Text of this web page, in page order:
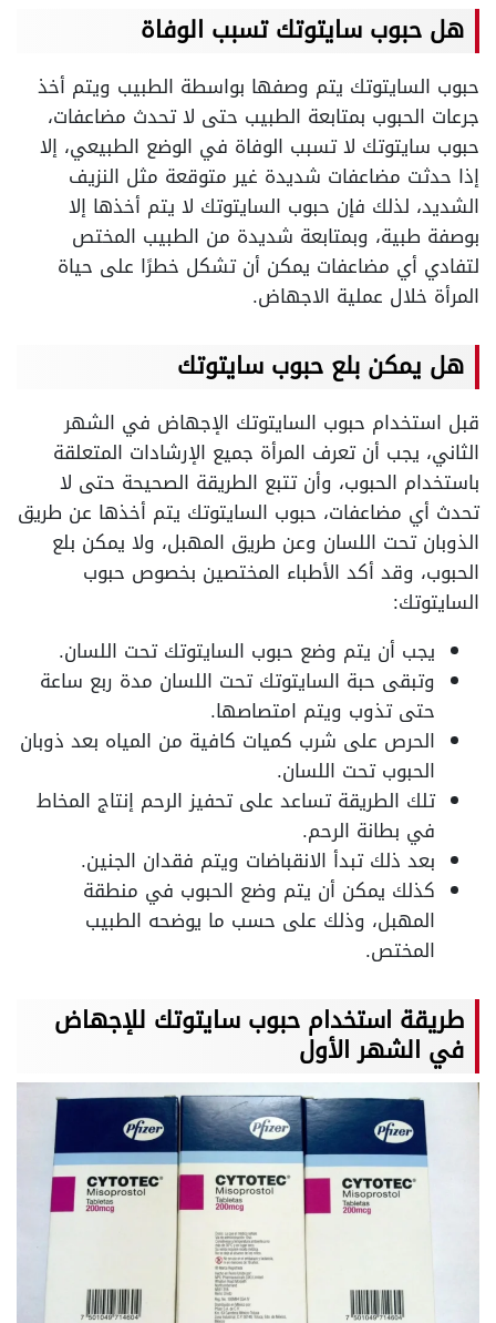
هل حبوب سايتوتك تسبب الوفاة
حبوب السايتوتك يتم وصفها بواسطة الطبيب ويتم أخذ
جرعات الحبوب بمتابعة الطبيب حتى لا تحدث مضاعفات،
حبوب سايتوتك لا تسبب الوفاة في الوضع الطبيعي، إلا
إذا حدثت مضاعفات شديدة غير متوقعة مثل النزيف
الشديد، لذلك فإن حبوب السايتوتك لا يتم أخذها إلا
بوصفة طبية، وبمتابعة شديدة من الطبيب المختص
لتفادي أي مضاعفات يمكن أن تشكل خطرًا على حياة
المرأة خلال عملية الاجهاض.
هل يمكن بلع حبوب سايتوتك
قبل استخدام حبوب السايتوتك الإجهاض في الشهر
الثاني، يجب أن تعرف المرأة جميع الإرشادات المتعلقة
باستخدام الحبوب، وأن تتبع الطريقة الصحيحة حتى لا
تحدث أي مضاعفات، حبوب السايتوتك يتم أخذها عن طريق
الذوبان تحت اللسان وعن طريق المهبل، ولا يمكن بلع
الحبوب، وقد أكد الأطباء المختصين بخصوص حبوب
السايتوتك:
يجب أن يتم وضع حبوب السايتوتك تحت اللسان.
وتبقى حبة السايتوتك تحت اللسان مدة ربع ساعة
حتى تذوب ويتم امتصاصها.
الحرص على شرب كميات كافية من المياه بعد ذوبان
الحبوب تحت اللسان.
تلك الطريقة تساعد على تحفيز الرحم إنتاج المخاط
في بطانة الرحم.
بعد ذلك تبدأ الانقباضات ويتم فقدان الجنين.
كذلك يمكن أن يتم وضع الحبوب في منطقة
المهبل، وذلك على حسب ما يوضحه الطبيب
المختص.
طريقة استخدام حبوب سايتوتك للإجهاض
في الشهر الأول